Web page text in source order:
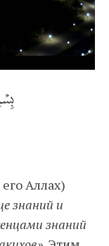
Аллах)
знаний и
знаний